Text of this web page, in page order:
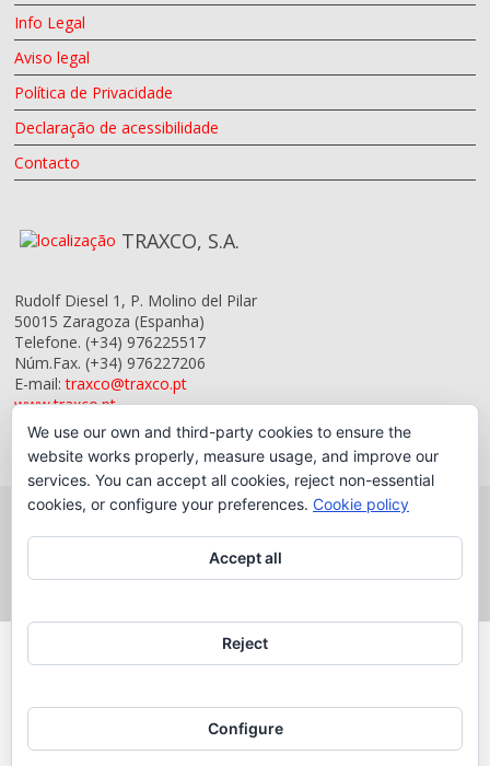
Info Legal
Aviso legal
Política de Privacidade
Declaração de acessibilidade
Contacto
TRAXCO, S.A.
Rudolf Diesel 1, P. Molino del Pilar
50015 Zaragoza (Espanha)
Telefone.(+34) 976225517
Núm.Fax.(+34) 976227206
E-mail:traxco@traxco.pt
www.traxco.pt
Copyright © 2026 Traxco, S.A.
We use our own and third-party cookies to ensure the
website works properly, measure usage, and improve our
services. You can accept all cookies, reject non-essential
cookies, or configure your preferences. Cookie policy
Accept all
Reject
Configure
PROGRAMA DE KIT DIGITAL CO-FINANCIADO PELOS
DE RECUPERAÇÃO E RESILIÊNCIA